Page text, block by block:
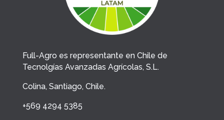
Full-Agro es representante en Chile de
Tecnolgías Avanzadas Agrícolas, S.L.
Colina, Santiago, Chile.
+569 4294 5385